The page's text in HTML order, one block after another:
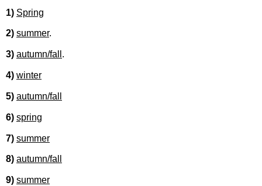
1) Spring
2) summer.
3) autumn/fall .
4) winter
5) autumn/fall
6) spring
7) summer
8) autumn/fall
9) summer